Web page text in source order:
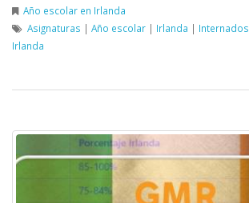
Año escolar en Irlanda
Asignaturas | Año escolar | Irlanda | Internados
Irlanda